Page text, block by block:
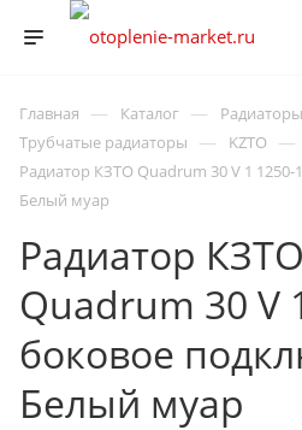
Главная — Каталог —
Трубчатые радиаторы — KZTO —
Радиатор КЗТО Quadrum 30 V 1
Белый муар
Радиатор КЗТО
Quadrum 30 V
боковое
Белый муар